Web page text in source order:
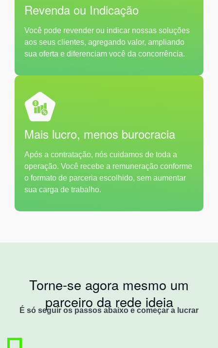
Revenda ou Indicação
Você pode revender ou indicar nossas soluções
aos seus clientes, agregando valor, ampliando
sua oferta e diferenciam você da concorrência.
Mais lucro, menos burocracia
Após a contratação, nós cuidamos de toda a
operação. Você recebe a remuneração conforme
o formato de parceria escolhido, sem aumentar
sua carga de trabalho.
Torne-se agora mesmo um
parceiro da rede ideia
É só seguir os passos abaixo e começar a lucrar